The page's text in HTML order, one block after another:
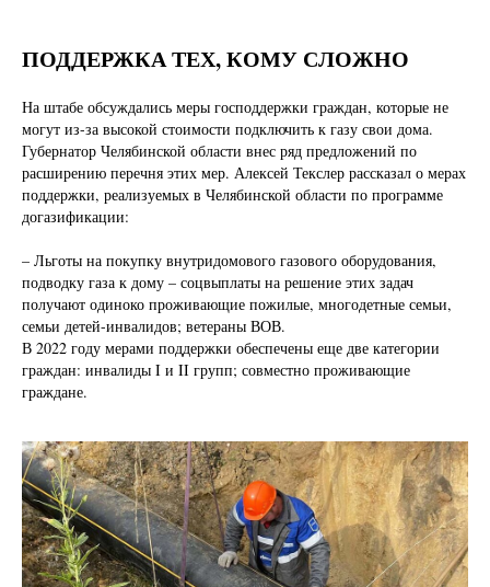
ПОДДЕРЖКА ТЕХ, КОМУ СЛОЖНО
На штабе обсуждались меры господдержки граждан, которые не
могут из-за высокой стоимости подключить к газу свои дома.
Губернатор Челябинской области внес ряд предложений по
расширению перечня этих мер. Алексей Текслер рассказал о мерах
поддержки, реализуемых в Челябинской области по программе
догазификации:
– Льготы на покупку внутридомового газового оборудования,
подводку газа к дому – соцвыплаты на решение этих задач
получают одиноко проживающие пожилые, многодетные семьи,
семьи детей-инвалидов; ветераны ВОВ.
В 2022 году мерами поддержки обеспечены еще две категории
граждан: инвалиды I и II групп; совместно проживающие
граждане.